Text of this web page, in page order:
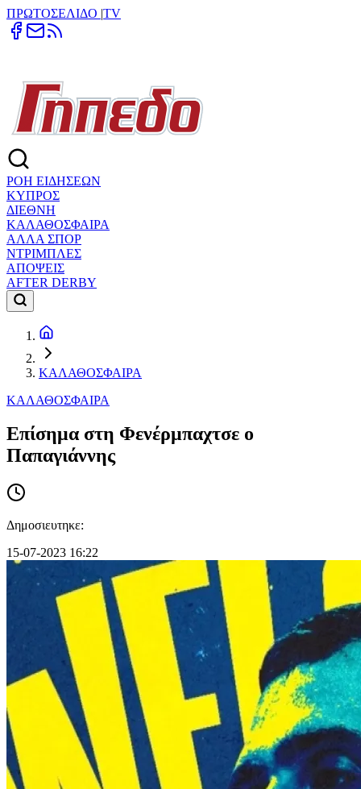
ΠΡΩΤΟΣΕΛΙΔΟ |TV
ΡΟΗ ΕΙΔΗΣΕΩΝ
ΚΥΠΡΟΣ
ΔΙΕΘΝΗ
ΚΑΛΑΘΟΣΦΑΙΡΑ
ΑΛΛΑ ΣΠΟΡ
ΝΤΡΙΜΠΛΕΣ
ΑΠΟΨΕΙΣ
AFTER DERBY
ΚΑΛΑΘΟΣΦΑΙΡΑ
ΚΑΛΑΘΟΣΦΑΙΡΑ
Επίσημα στη Φενέρμπαχτσε ο
Παπαγιάννης
Δημοσιευτηκε:
15-07-2023 16:22